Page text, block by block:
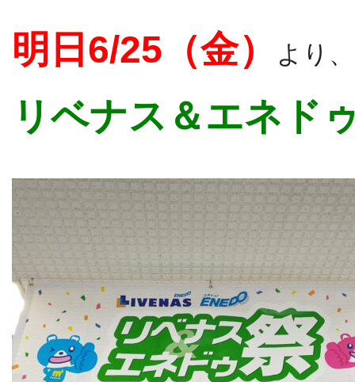
明日6/25（金） より、
リベナス＆エネド